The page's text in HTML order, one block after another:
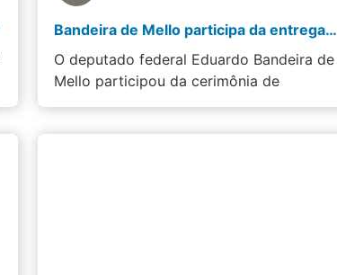
Bandeira de Mello participa da entrega de novas viaturas à Polícia Rodoviária Federal no Rio…
O deputado federal Eduardo Bandeira de
Mello participou da cerimônia de